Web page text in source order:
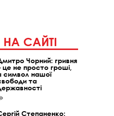
САЙТІ
Чорний: гривня
це не просто гроші,
символ нашої
та
Степаненко: